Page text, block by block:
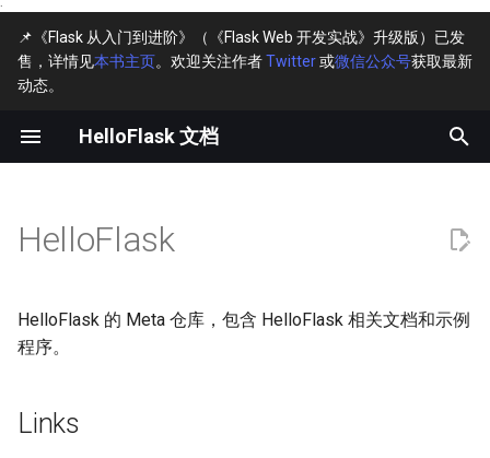
·
📌《Flask 从入门到进阶》（《Flask Web 开发实战》升级版）已发
售，详情见本书主页。欢迎关注作者Twitter或微信公众号获取最新
动态。
HelloFlask 文档
键
始
Links
Examples
Feedbacks
Newsletter
主页↗
完整目录
勘误
主页↗
勘误
1-3
FAQ
可改进实现
主页↗
在线阅读↗
主页↗
HelloFlask
HelloFlask 的 Meta 仓库，包含 HelloFlask 相关文档和示例
程序。
Links